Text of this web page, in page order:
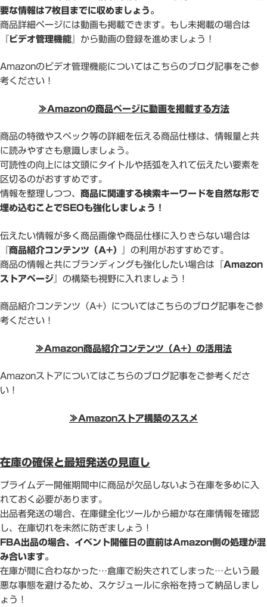
要な情報は7枚目までに収めましょう。
商品詳細ページには動画も掲載できます。もし未掲載の場合は
『ビデオ管理機能』 から動画の登録を進めましょう！
Amazonのビデオ管理機能についてはこちらのブログ記事をご参
考ください！
≫Amazonの商品ページに動画を掲載する方法
商品の特徴やスペック等の詳細を伝える商品仕様は、情報量と共
に読みやすさも意識しましょう。
可読性の向上には文頭にタイトルや括弧を入れて伝えたい要素を
区切るのがおすすめです。
情報を整理しつつ、 商品に関連する検索キーワードを自然な形で
埋め込むことでSEOも強化しましょう！
伝えたい情報が多く商品画像や商品仕様に入りきらない場合は
『商品紹介コンテンツ（A+）』 の利用がおすすめです。
商品の情報と共にブランディングも強化したい場合は 『Amazon
ストアページ』 の構築も視野に入れましょう！
商品紹介コンテンツ（A+）についてはこちらのブログ記事をご参
考ください！
≫Amazon商品紹介コンテンツ（A+）の活用法
Amazonストアについてはこちらのブログ記事をご参考くださ
い！
≫Amazonストア構築のススメ
在庫の確保と最短発送の見直し
プライムデー開催期間中に商品が欠品しないよう在庫を多めに入
れておく必要があります。
出品者発送の場合、在庫健全化ツールから細かな在庫情報を確認
し、在庫切れを未然に防ぎましょう！
FBA出品の場合、イベント開催日の直前はAmazon側の処理が混
み合います。
在庫が間に合わなかった…倉庫で紛失されてしまった…という最
悪な事態を避けるため、スケジュールに余裕を持って納品しまし
ょう！